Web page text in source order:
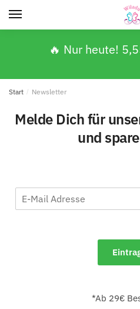
🔥 Nur heute!
Start / Newsletter
Melde Dich für
und
*Ab 29€